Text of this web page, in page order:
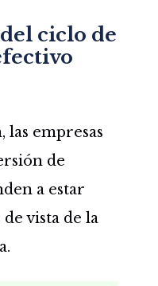
ciclo de
las empresas
de
a estar
vista de la